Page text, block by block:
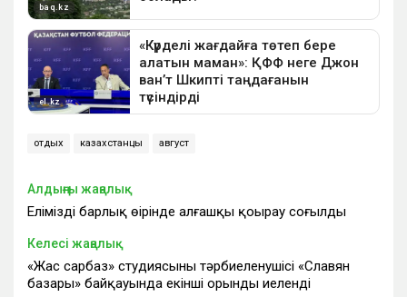
отдых казахстанцы август
Алдыңғы жаңалық
Еліміздің барлық өңірінде алғашқы қоңырау соғылды
Келесі жаңалық
«Жас сарбаз» студиясының тәрбиеленушісі «Славян
базары» байқауында екінші орынды иеленді